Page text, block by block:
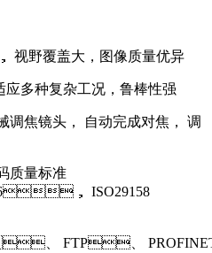
野覆盖大，图像质量优异
应多种复杂工况，鲁棒性强
焦镜头， 自动完成对焦， 调
质量标准
， ISO29158
、 FTP、